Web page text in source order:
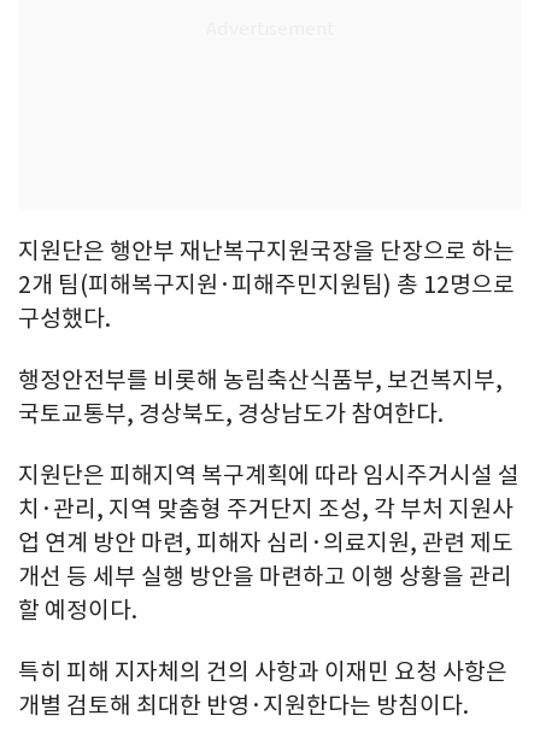
지원단은 행안부 재난복구지원국장을 단장으로 하는
2개 팀(피해복구지원·피해주민지원팀) 총 12명으로
구성했다.
행정안전부를 비롯해 농림축산식품부, 보건복지부,
국토교통부, 경상북도, 경상남도가 참여한다.
지원단은 피해지역 복구계획에 따라 임시주거시설 설
치·관리, 지역 맞춤형 주거단지 조성, 각 부처 지원사
업 연계 방안 마련, 피해자 심리·의료지원, 관련 제도
개선 등 세부 실행 방안을 마련하고 이행 상황을 관리
할 예정이다.
특히 피해 지자체의 건의 사항과 이재민 요청 사항은
개별 검토해 최대한 반영·지원한다는 방침이다.